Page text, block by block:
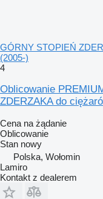
GÓRNY STOPIEŃ
(2005-)
4
Oblicowanie
ZDERZAKA do
Cena na żądanie
Oblicowanie
Stan nowy
Polska, Wołomin
Lamiro
Kontakt z dealerem